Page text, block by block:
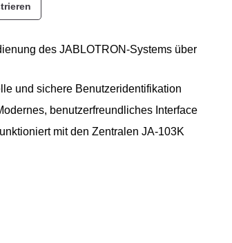
des JABLOTRON-Systems über
und sichere Benutzeridentifikation
benutzerfreundliches Interface
mit den Zentralen JA-103K